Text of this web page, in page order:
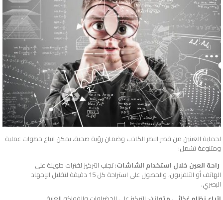
لحماية العينين من قصر النظر الكاذب وضمان رؤية صحية، يمكن اتباع خطوات عملية
ومتنوعة تشمل:
راحة العين خلال استخدام الشاشات: تجنب التركيز لفترات طويلة على
الهاتف أو التلفزيون، والحصول على استراحة كل 15 دقيقة لتقليل الإجهاد
البصري.